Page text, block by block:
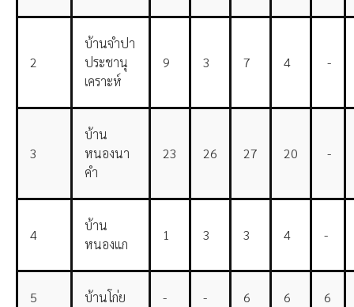
2
บ้านจำปา
ประชานุ
เคราะห์
9 3 7 4 -
3
บ้าน
หนองนา
คำ
23 26 27 20 -
4
บ้าน
หนองแก
1 3 3 4 -
5 บ้านโก่ย - - 6 6 6